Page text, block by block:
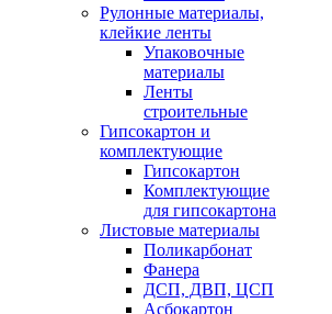
Рулонные материалы,
клейкие ленты
Упаковочные
материалы
Ленты
строительные
Гипсокартон и
комплектующие
Гипсокартон
Комплектующие
для гипсокартона
Листовые материалы
Поликарбонат
Фанера
ДСП, ДВП, ЦСП
Асбокартон